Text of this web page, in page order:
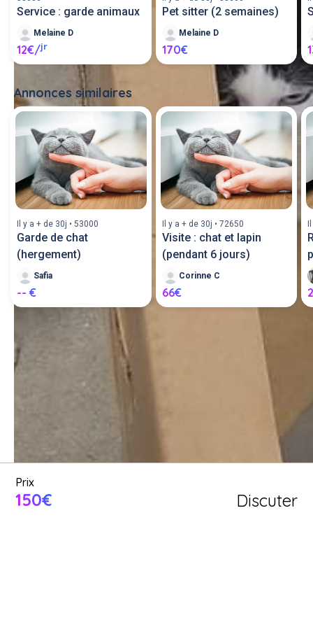
Discuter
Prix
150€
Service : garde animaux
Melaine D
12€/jr
Pet sitter (2 semaines)
Melaine D
170€
Annonces similaires Tout voir
Il y a + de 30j • 53000
Garde de chat
(hergement)
Safia
-- €
Il y a + de 30j • 72650
Visite : chat et lapin
(pendant 6 jours)
Corinne C
66€
Demande un service de garde
de chat entre voisins ou
proposer mes services de
garde de chat.